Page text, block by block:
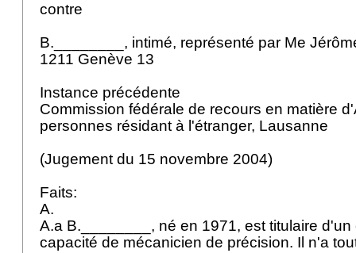
contre
B.________, intimé, représenté par Me
1211 Genève 13
Instance précédente
Commission fédérale de recours en matière
personnes résidant à l'étranger, Lausanne
(Jugement du 15 novembre 2004)
Faits:
A.
A.a B.________, né en 1971, est titulaire
capacité de mécanicien de précision. Il n'a